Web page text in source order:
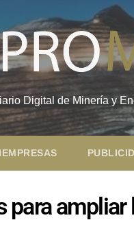
Digital de Minería y
para ampliar